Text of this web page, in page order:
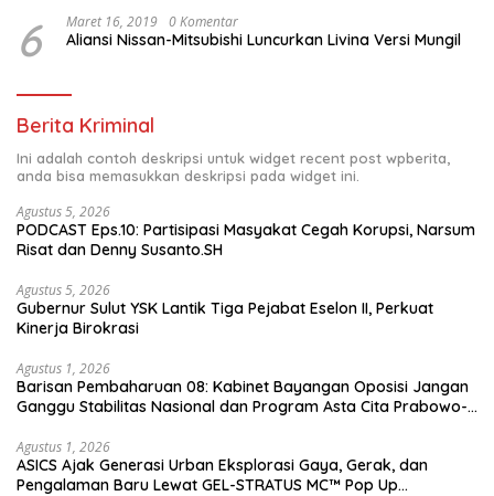
6 Maret 16, 2019 0 Komentar
Aliansi Nissan-Mitsubishi Luncurkan Livina Versi Mungil
Berita Kriminal
Ini adalah contoh deskripsi untuk widget recent post wpberita,
anda bisa memasukkan deskripsi pada widget ini.
Agustus 5, 2026
PODCAST Eps.10: Partisipasi Masyakat Cegah Korupsi, Narsum
Risat dan Denny Susanto.SH
Agustus 5, 2026
Gubernur Sulut YSK Lantik Tiga Pejabat Eselon II, Perkuat
Kinerja Birokrasi
Agustus 1, 2026
Barisan Pembaharuan 08: Kabinet Bayangan Oposisi Jangan
Ganggu Stabilitas Nasional dan Program Asta Cita Prabowo-
Agustus 1, 2026
ASICS Ajak Generasi Urban Eksplorasi Gaya, Gerak, dan
Pengalaman Baru Lewat GEL-STRATUS MC™ Pop Up